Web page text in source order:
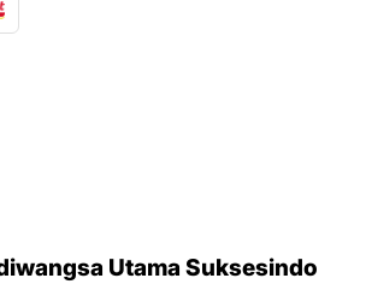
Utama Suksesindo